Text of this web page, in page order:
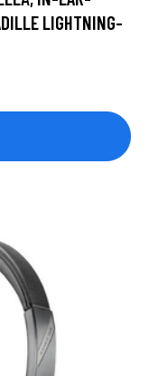
LIGHTNING-